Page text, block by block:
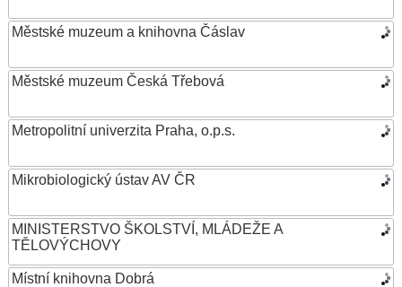
Městské muzeum a knihovna Čáslav
Městské muzeum Česká Třebová
Metropolitní univerzita Praha, o.p.s.
Mikrobiologický ústav AV ČR
MINISTERSTVO ŠKOLSTVÍ, MLÁDEŽE A
TĚLOVÝCHOVY
Místní knihovna Dobrá